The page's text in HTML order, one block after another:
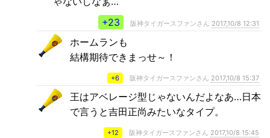
+23
阪神タイガースファンさん 2017,10/8 12:31
ホームランも
結構期待できまっせ～！
+6 阪神タイガースファンさん 2017,10/8 15:37
王はアベレージ型じゃないんだよなあ…日本
で言うと吉田正尚みたいなタイプ。
+12 阪神タイガースファンさん 2017,10/8 15:45